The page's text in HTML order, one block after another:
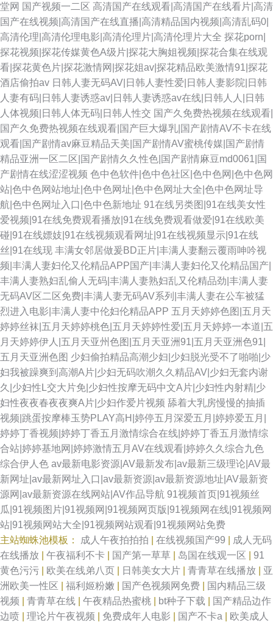
堂网 国产视频一二区 高清国产在线观看|高清国产在线看片|高清
国产在线视频|高清国产在线直播|高清精品国内视频|高清乱码0|
高清伦理|高清伦理电影|高清伦理片|高清伦理片大全 探花porn|
探花视频|探花传媒黄色A级片|探花大胸姐视频|探花合集在线观
看|探花黄色片|探花激情网|探花姐av|探花精品欧美激情91|探花
酒店偷拍av 日韩人妻无码AV|日韩人妻性爱|日韩人妻影院|日韩
人妻有码|日韩人妻诱惑av|日韩人妻诱惑av在线|日韩人人|日韩
人体视频|日韩人体无码|日韩人性交 国产久免费热视频在线观看|
国产久免费热视频在线观看|国产巨大爆乳|国产剧情AV不卡在线
观看|国产剧情av麻豆精品天美|国产剧情AV蜜桃传媒|国产剧情
精品亚洲一区二区|国产剧情久久性色|国产剧情麻豆md0061|国
产剧情在线涩涩视频 色中色软件|色中色社区|色中色网|色中色网
站|色中色网站地址|色中色网址|色中色网址大全|色中色网址导
航|色中色网址入口|色中色新地址 91在线另类图|91在线美女性
爱视频|91在线免费观看播放|91在线免费观看做爱|91在线欧美
碰|91在线嫖妓|91在线视频观看网址|91在线视频显示|91在线
丝|91在线现 丰满女邻居做爰BD正片|丰满人妻翻云覆雨呻吟视
频|丰满人妻妇伦又伦精品APP国产|丰满人妻妇伦又伦精品国产|
丰满人妻熟妇乱偷人无码|丰满人妻熟妇乱又伦精品劲|丰满人妻
无码AV区二区免费|丰满人妻无码AV系列|丰满人妻在公车被猛
烈进入电影|丰满人妻中伦妇伦精品APP 五月天婷婷色图|五月天
婷婷丝袜|五月天婷婷桃色|五月天婷婷性爱|五月天婷婷一本道|五
月天婷婷伊人|五月天亚州色图|五月天亚洲91|五月天亚洲色91|
五月天亚洲色图 少妇偷拍精品高潮少妇|少妇脱光受不了啪啪|少
妇我被躁爽到高潮A片|少妇无码吹潮久久精品AV|少妇无套内谢
久|少妇性L交大片免|少妇性按摩无码中文A片|少妇性内射精|少
妇性夜夜春夜夜爽A片|少妇作爱片视频 舔着大乳房慢慢的抽插
视频|跳蛋按摩棒玉势PLAY高H|婷停五月深爱五月|婷婷爱五月|
婷婷丁香视频|婷婷丁香五月激情综合在线|婷婷丁香五月激情综
合站|婷婷基地网|婷婷激情五月AV在线观看|婷婷久久综合九色
综合伊人色 av最新电影资源|AV最新发布|av最新三级理论|AV最
新网址|av最新网址入口|av最新资源|av最新资源地址|AV最新资
源网|av最新资源在线网站|AV作品导航 91视频首页|91视频丝
瓜|91视频图片|91视频网|91视频网页版|91视频网在线|91视频网
站|91视频网站大全|91视频网站观看|91视频网站免费
主站蜘蛛池模板：
成人午夜拍拍拍 在线视频国产99
成人无码
在线播放
午夜福利不卡 国产第一草草 岛国在线观一区
91
黄色污污
欧美在线弟八页 日韩美女大片 青青草在线播放
亚
洲欧美一性区
福利姬粉嫩 国产色视频网免费
国内精品三级
视频
青青草在线 午夜精品热蜜桃 bt种子下载
国产精品边作
边喷
理论片午夜视频 免费成年人电影 国产不卡a 欧美成人